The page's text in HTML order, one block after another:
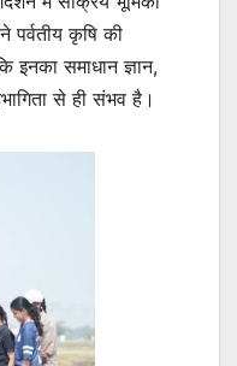
पर्वतीय कृषि की
इनका समाधान ज्ञान,
से ही संभव है।